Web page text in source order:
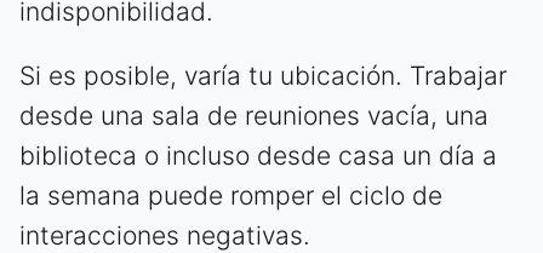
indisponibilidad.
Si es posible, varía tu ubicación. Trabajar
desde una sala de reuniones vacía, una
biblioteca o incluso desde casa un día a
la semana puede romper el ciclo de
interacciones negativas.